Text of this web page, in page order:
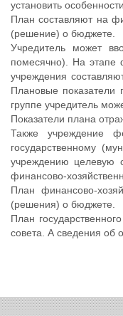
установить
План составляют на
(решение) о бюджете.
Учредитель может
помесячно). На этапе
учреждения
Плановые показатели
группе учредитель
Показатели плана
Также учреждение
государственному
учреждению целевую
финансово-
План финансово-
(решения) о бюджете.
План
совета. А сведения об